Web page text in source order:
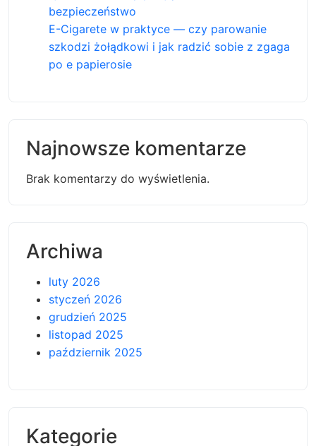
bezpieczeństwo
E-Cigarete w praktyce — czy parowanie
szkodzi żołądkowi i jak radzić sobie z zgaga
po e papierosie
Najnowsze komentarze
Brak komentarzy do wyświetlenia.
Archiwa
luty 2026
styczeń 2026
grudzień 2025
listopad 2025
październik 2025
Kategorie